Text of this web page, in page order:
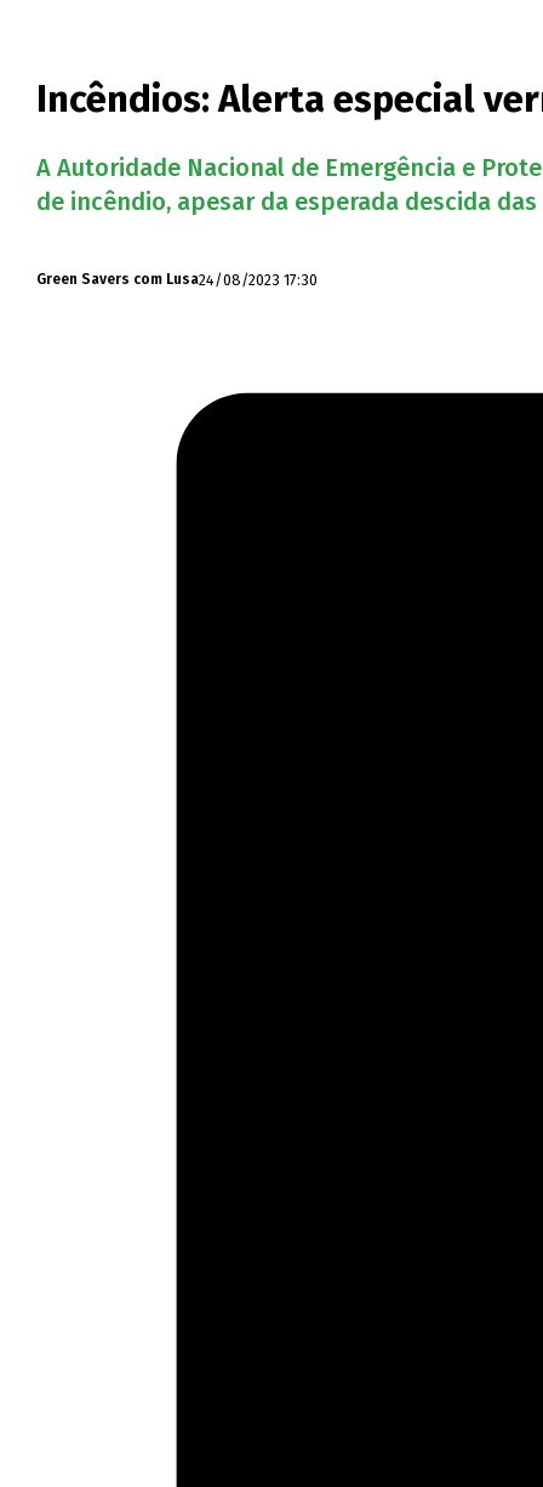
Incêndios: Alerta especial
A Autoridade Nacional de Emergência e
de incêndio, apesar da esperada descida
Green Savers com Lusa24/08/2023 17:30